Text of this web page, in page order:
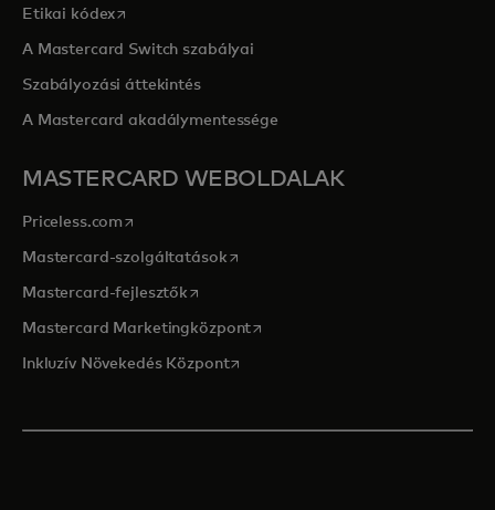
Etikai kódexopens in a new tab
A Mastercard Switch szabályai
Szabályozási áttekintés
A Mastercard akadálymentessége
MASTERCARD WEBOLDALAK
Priceless.com opens in a new tab
Mastercard-szolgáltatásokopens in a new tab
Mastercard-fejlesztők opens in a new tab
Mastercard Marketingközpontopens in a new tab
Inkluzív Növekedés Központopens in a new tab